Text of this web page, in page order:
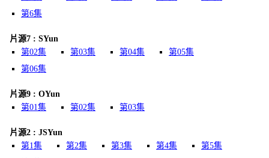
第6集
片源7 : SYun
第02集
第03集 第04集
第05集
第06集
片源9 : OYun
第01集
第02集 第03集
片源2 : JSYun
第1集
第2集 第3集 第4集
第5集